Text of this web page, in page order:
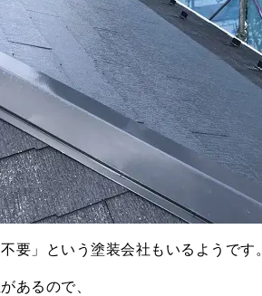
要」という塗装会社もいるようです。
あるので、